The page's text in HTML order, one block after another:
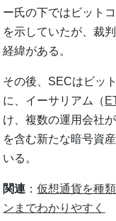
ー氏の下ではビット
を示していたが、裁
経緯がある。
その後、SECはビッ
に、イーサリアム（
け、複数の運用会社が
を含む新たな暗号資
いる。
関連 ：仮想通貨を種
ンまでわかりやすく